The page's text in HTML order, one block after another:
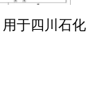
于四川石化